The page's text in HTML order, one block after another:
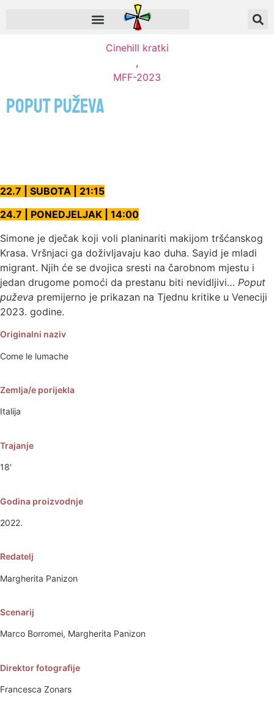
Cinehill kratki
,
MFF-2023
Poput puževa
Originalni naziv
Come le lumache
Zemlja/e porijekla
Italija
Trajanje
18'
Godina proizvodnje
2022.
Redatelj
Margherita Panizon
Scenarij
Marco Borromei, Margherita Panizon
Direktor fotografije
Francesca Zonars
22.7 | SUBOTA | 21:15
24.7 | PONEDJELJAK | 14:00
Simone je dječak koji voli planinariti makijom tršćanskog
Krasa. Vršnjaci ga doživljavaju kao duha. Sayid je mladi
migrant. Njih će se dvojica sresti na čarobnom mjestu i
jedan drugome pomoći da prestanu biti nevidljivi… Poput
puževa premijerno je prikazan na Tjednu kritike u Veneciji
2023. godine.